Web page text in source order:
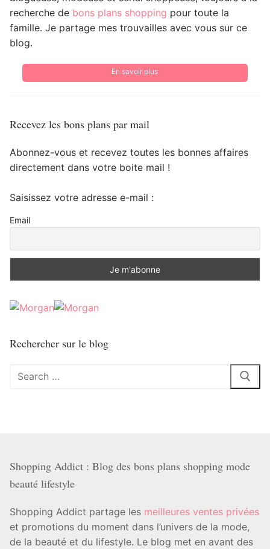
recherche de bons plans shopping pour toute la
famille. Je partage mes trouvailles avec vous sur ce
blog.
En savoir plus
Recevez les bons plans par mail
Abonnez-vous et recevez toutes les bonnes affaires
directement dans votre boite mail !
Saisissez votre adresse e-mail :
Email
Rechercher sur le blog
Rechercher
Shopping Addict : Blog des bons plans shopping mode
beauté lifestyle
Shopping Addict partage les meilleures ventes privées
et promotions du moment dans l’univers de la mode,
de la beauté et du lifestyle. Le blog met en avant des